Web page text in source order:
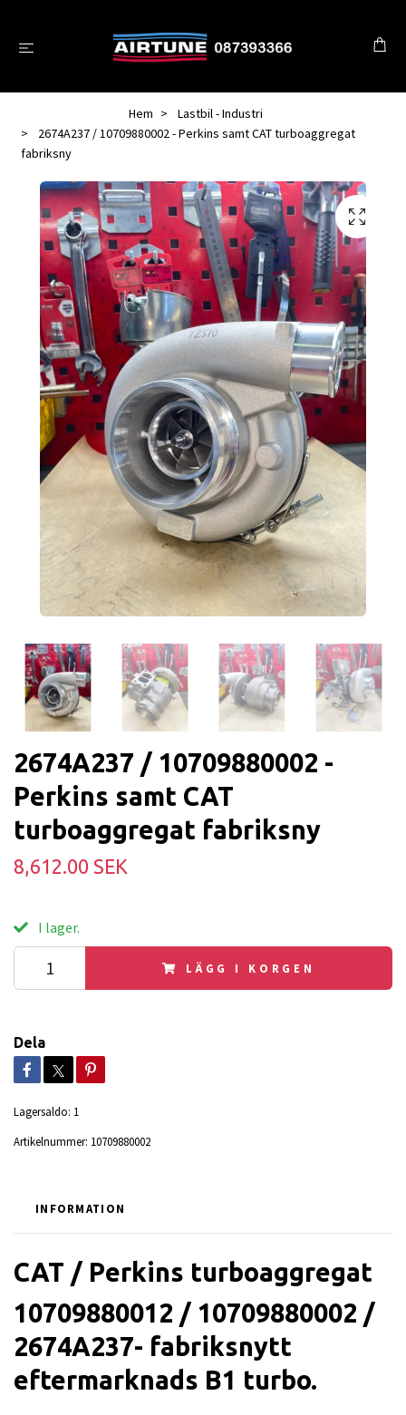
Hem
Lastbil - Industri
2674A237 / 10709880002 - Perkins samt CAT turboaggregat
fabriksny
2674A237 / 10709880002 -
Perkins samt CAT
turboaggregat fabriksny
8,612.00 SEK
I lager.
LÄGG I KORGEN
Dela
Lagersaldo: 1
Artikelnummer: 10709880002
INFORMATION
CAT / Perkins turboaggregat
10709880012 / 10709880002 /
2674A237- fabriksnytt
eftermarknads B1 turbo.